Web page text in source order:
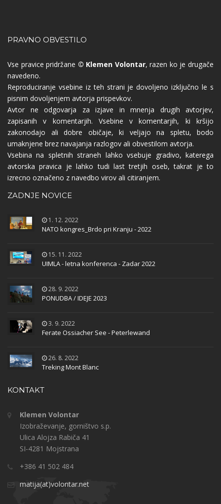
PRAVNO OBVESTILO
Vse pravice pridržane © Klemen Volontar, razen ko je drugače
navedeno.
Reproduciranje vsebine iz teh strani je dovoljeno izključno le s
pisnim dovoljenjem avtorja prispevkov.
Avtor ne odgovarja za izjave in mnenja drugih avtorjev,
zapisanih v komentarjih. Vsebine v komentarjih, ki kršijo
zakonodajo ali dobre običaje, ki veljajo na spletu, bodo
umaknjene brez navajanja razlogov ali obvestilom avtorja.
Vsebina na spletnih straneh lahko vsebuje gradivo, katerega
avtorska pravica je lahko tudi last tretjih oseb, takrat je to
izrecno označeno z navedbo virov ali citiranjem.
ZADNJE NOVICE
1. 12. 2022
NATO kongres_Brdo pri Kranju - 2022
15. 11. 2022
UIMLA - letna konferenca - Zadar 2022
28. 9. 2022
PONUDBA / IDEJE 2023
3. 9. 2022
Ferate Ossiacher See - Peterlewand
26. 8. 2022
Treking Mont Blanc
KONTAKT
Klemen Volontar
Izobraževanje, gorništvo s.p.
Ulica Alojza Rabiča 41
SI-4281 Mojstrana
+386 41 502 484
matija(at)volontar.net